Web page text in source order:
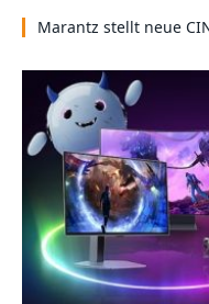
Marantz stellt neue